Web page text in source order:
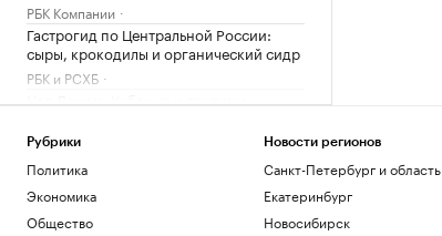
РБК Компании
Гастрогид по Центральной России:
сыры, крокодилы и органический сидр
РБК и РСХБ
Над Доном, Кубанью и другими
Краснодарский край
студентов надо было искать «вчера»
РАДИО
Рубрики
Политика
Экономика
Общество
Новости регионов
Санкт-Петербург и область
Екатеринбург
Новосибирск